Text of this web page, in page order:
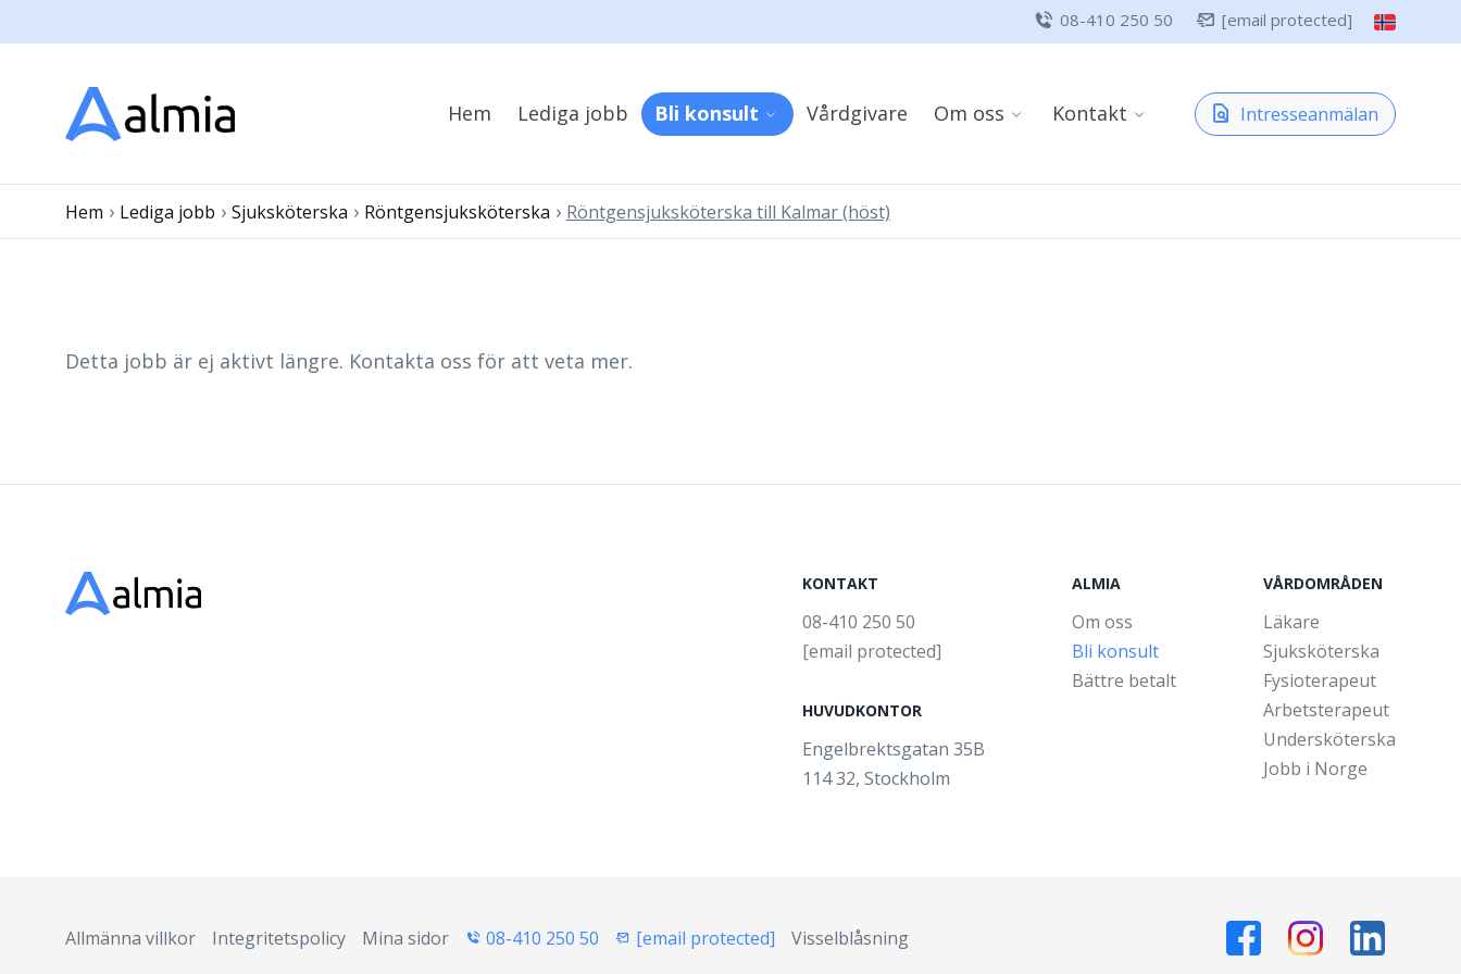
08-410 250 50 [email protected]
Hem Lediga jobb Bli konsult Vårdgivare Om oss Kontakt Intresseanmälan
Hem › Lediga jobb › Sjuksköterska › Röntgensjuksköterska › Röntgensjuksköterska till Kalmar (höst)
Detta jobb är ej aktivt längre. Kontakta oss för att veta mer.
KONTAKT
08-410 250 50
[email protected]
HUVUDKONTOR
Engelbrektsgatan 35B
114 32, Stockholm
ALMIA
Om oss
Bli konsult
Bättre betalt
VÅRDOMRÅDEN
Läkare
Sjuksköterska
Fysioterapeut
Arbetsterapeut
Undersköterska
Jobb i Norge
Allmänna villkor Integritetspolicy Mina sidor 08-410 250 50 [email protected] Visselblåsning